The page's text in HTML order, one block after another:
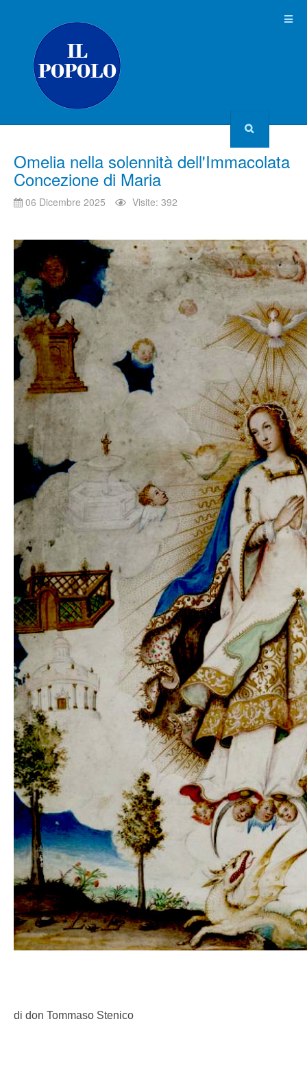
Omelia nella solennità dell'Immacolata
Concezione di Maria
06 Dicembre 2025 Visite: 392
di don Tommaso Stenico